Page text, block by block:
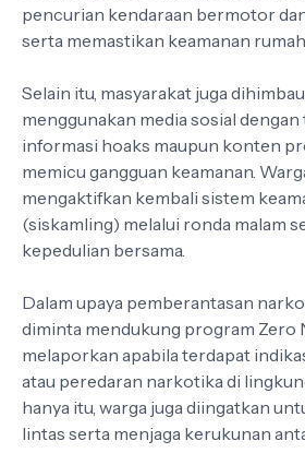
pencurian kendaraan bermotor
serta memastikan keamanan
Selain itu, masyarakat juga
menggunakan media sosial
informasi hoaks maupun konten
memicu gangguan keamanan.
mengaktifkan kembali sistem
(siskamling) melalui ronda malam
kepedulian bersama.
Dalam upaya pemberantasan
diminta mendukung program Zero
melaporkan apabila terdapat
atau peredaran narkotika di
hanya itu, warga juga diingatkan
lintas serta menjaga kerukunan